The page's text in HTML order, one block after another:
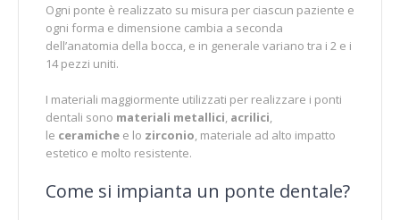
Ogni ponte è realizzato su misura per ciascun paziente e
ogni forma e dimensione cambia a seconda
dell’anatomia della bocca, e in generale variano tra i 2 e i
14 pezzi uniti.
I materiali maggiormente utilizzati per realizzare i ponti
dentali sono materiali metallici, acrilici,
le ceramiche e lo zirconio, materiale ad alto impatto
estetico e molto resistente.
Come si impianta un ponte dentale?